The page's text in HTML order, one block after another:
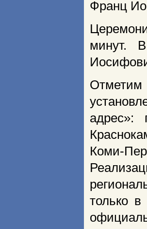
Франц
минут.
адрес»:
Коми-
только